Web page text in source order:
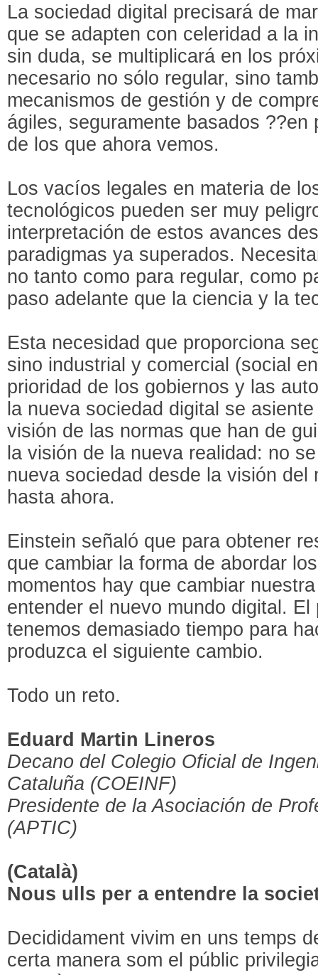
La sociedad digital precisará de
que se adapten con celeridad a la
sin duda, se multiplicará en los
necesario no sólo regular, sino
mecanismos de gestión y de
ágiles, seguramente basados ??en
de los que ahora vemos.
Los vacíos legales en materia de
tecnológicos pueden ser muy
interpretación de estos avances
paradigmas ya superados.
no tanto como para regular, como
paso adelante que la ciencia y la
Esta necesidad que proporciona
sino industrial y comercial (social
prioridad de los gobiernos y las
la nueva sociedad digital se
visión de las normas que han de
la visión de la nueva realidad: no
nueva sociedad desde la visión del
hasta ahora.
Einstein señaló que para obtener
que cambiar la forma de abordar
momentos hay que cambiar
entender el nuevo mundo digital.
tenemos demasiado tiempo para
produzca el siguiente cambio.
Todo un reto.
Eduard Martin Lineros
Decano del Colegio Oficial de
Cataluña (COEINF)
Presidente de la Asociación de
(APTIC)
(Català)
Nous ulls per a entendre la
Decididament vivim en uns temps
certa manera som el públic